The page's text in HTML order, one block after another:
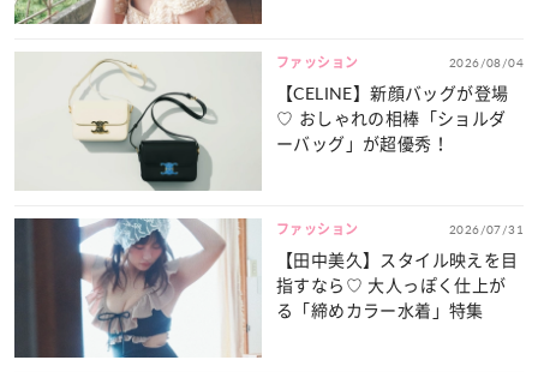
ファッション 2026/08/04
【CELINE】新顔バッグが登場
♡ おしゃれの相棒「ショルダ
ーバッグ」が超優秀！
ファッション 2026/07/31
【田中美久】スタイル映えを目
指すなら♡ 大人っぽく仕上が
る「締めカラー水着」特集